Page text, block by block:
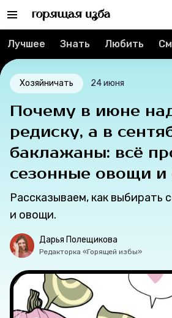
Секспросвет
Тренды
Соцсети
Лучшее Знать Любить
Хозяйничать 24 июня
Почему в июне
редиску, а в
баклажаны: всё
сезонные овощи и
Рассказываем, как выбирать
и овощи.
Дарья Полещикова
Редакторка «Горящей избы»